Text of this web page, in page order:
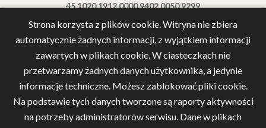
45 1020 1912 0000 9402 0050 9299
Strona korzysta z plików cookie. Witryna nie zbiera
automatycznie żadnych informacji, z wyjątkiem informacji
zawartych w plikach cookie. W ciasteczkach nie
przetwarzamy żadnych danych użytkownika, a jedynie
informacje techniczne. Możesz zablokować pliki cookie.
Na podstawie tych danych tworzone są raporty aktywności
na potrzeby administratorów serwisu. Dane w plikach